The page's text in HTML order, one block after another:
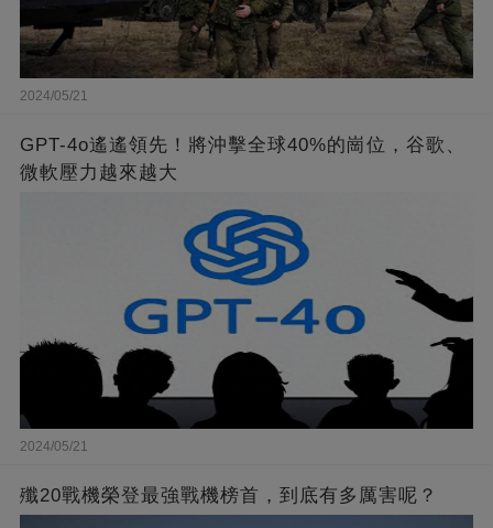
2024/05/21
GPT-4o遙遙領先！將沖擊全球40%的崗位，谷歌、
微軟壓力越來越大
2024/05/21
殲20戰機榮登最強戰機榜首，到底有多厲害呢？